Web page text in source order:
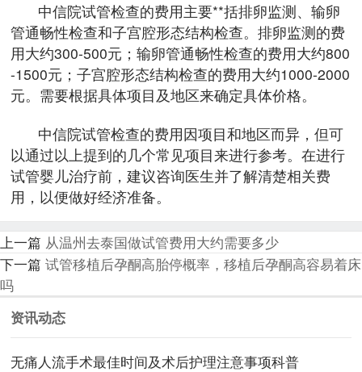
中信院试管检查的费用主要**括排卵监测、输卵
管通畅性检查和子宫腔形态结构检查。排卵监测的费
用大约300-500元；输卵管通畅性检查的费用大约800
-1500元；子宫腔形态结构检查的费用大约1000-2000
元。需要根据具体项目及地区来确定具体价格。
中信院试管检查的费用因项目和地区而异，但可
以通过以上提到的几个常见项目来进行参考。在进行
试管婴儿治疗前，建议咨询医生并了解清楚相关费
用，以便做好经济准备。
上一篇 从温州去泰国做试管费用大约需要多少
下一篇 试管移植后孕酮高胎停概率，移植后孕酮高容易着床
吗
资讯动态
无痛人流手术最佳时间及术后护理注意事项科普